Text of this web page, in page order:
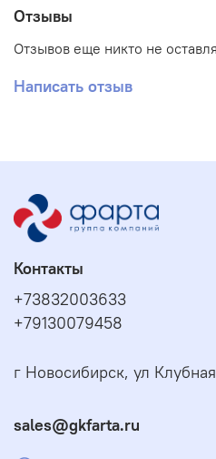
Отзывы
Отзывов еще никто не
Написать отзыв
Контакты
+73832003633
+79130079458
г Новосибирск, ул
sales@gkfarta.ru